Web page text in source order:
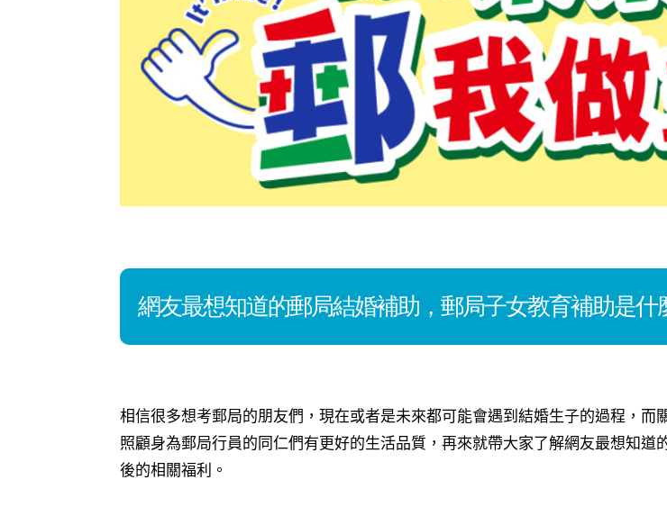
網友最想知道的郵局結婚補助，郵局子女教育補助是什
相信很多想考郵局的朋友們，現在或者是未來都可能會遇到結婚生子的過程，
照顧身為郵局行員的同仁們有更好的生活品質，再來就帶大家了解網友最想知
後的相關福利。